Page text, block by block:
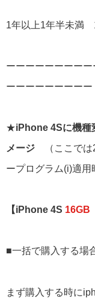
1年以上1年半未満
ーーーーーーーー
ーーーーーーーーー
★iPhone 4Sに機種
メージ （ここでは
ープログラム(i)適用
【iPhone 4S 16GB
■一括で購入する場
まず購入する時に